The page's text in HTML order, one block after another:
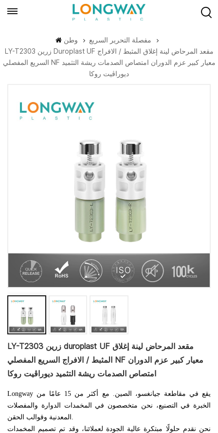
وطن
مفصلة التحرير السريع
LY-T2303 زرين Duroplast UF مقعد المرحاض لينة إغلاق المثبط / الافراج
السريع المفصلي NF معيار كبير عزم الدوران امتصاص الصدمات ريشة التثميد
ديوراڤيت روكا
LY-T2303 زرين duroplast UF مقعد المرحاض لينة إغلاق
المثبط / الافراج السريع المفصلي NF معيار كبير عزم الدوران
امتصاص الصدمات ريشة التثميد ديوراڤيت روكا
Longway يقع في مقاطعة جيانغسو، الصين. مع أكثر من 15 عامًا من
الخبرة في التصنيع، نحن متخصصون في المخمدات الدوارة والمفصلات
نحن نقدم حلولًا مبتكرة عالية الجودة لعملائنا، وقد تم تصميم المخمدات